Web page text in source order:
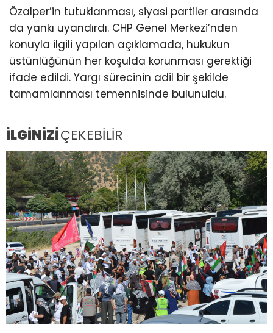
Özalper’in tutuklanması, siyasi partiler arasında
da yankı uyandırdı. CHP Genel Merkezi’nden
konuyla ilgili yapılan açıklamada, hukukun
üstünlüğünün her koşulda korunması gerektiği
ifade edildi. Yargı sürecinin adil bir şekilde
tamamlanması temennisinde bulunuldu.
İLGİNİZİÇEKEBİLİR